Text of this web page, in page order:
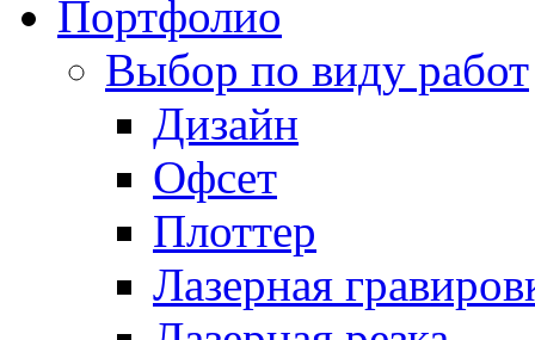
Портфолио
Выбор по виду работ
Дизайн
Офсет
Плоттер
Лазерная